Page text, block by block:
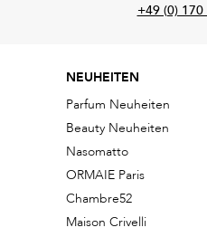
+49 (0)
NEUHEITEN
Parfum Neuheiten
Beauty Neuheiten
Nasomatto
ORMAIE Paris
Chambre52
Maison Crivelli